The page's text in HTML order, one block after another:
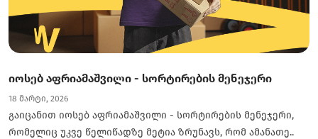
იოსებ აფრიამაშვილი - სორტირების მენეჯერი
18 მარტი, 2026
გაიცანით იოსებ აფრიამაშვილი - სორტირების მენეჯერი,
რომელიც უკვე წელიწადზე მეტია ზრუნავს, რომ ამანათე..